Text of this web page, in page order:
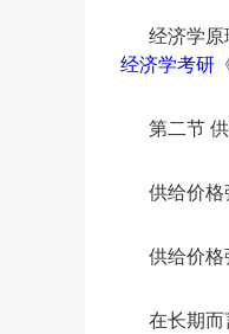
经济学原
经济学考研
第二节
供给价格
供给价格
在长期而